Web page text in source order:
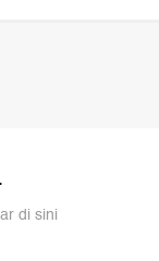
di sini